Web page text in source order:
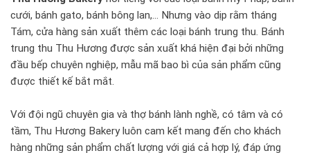
cưới, bánh gato, bánh bông lan,… Nhưng vào dịp rằm tháng
Tám, cửa hàng sản xuất thêm các loại bánh trung thu. Bánh
trung thu Thu Hương được sản xuất khá hiện đại bởi những
đầu bếp chuyên nghiệp, mẫu mã bao bì của sản phẩm cũng
được thiết kế bắt mắt.
Với đội ngũ chuyên gia và thợ bánh lành nghề, có tâm và có
tầm, Thu Hương Bakery luôn cam kết mang đến cho khách
hàng những sản phẩm chất lượng với giá cả hợp lý, đáp ứng